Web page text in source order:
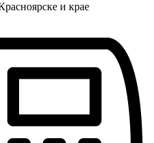
и крае